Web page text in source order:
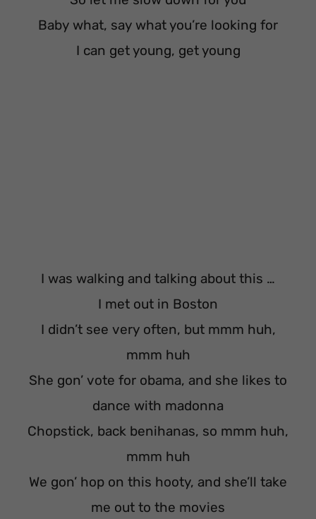
Baby what, say what you’re looking for
I can get young, get young
I was walking and talking about this …
I met out in Boston
I didn’t see very often, but mmm huh,
mmm huh
She gon’ vote for obama, and she likes to
dance with madonna
Chopstick, back benihanas, so mmm huh,
mmm huh
We gon’ hop on this hooty, and she’ll take
me out to the movies